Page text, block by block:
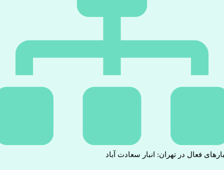
فعال در تهران: انبار سعادت آباد